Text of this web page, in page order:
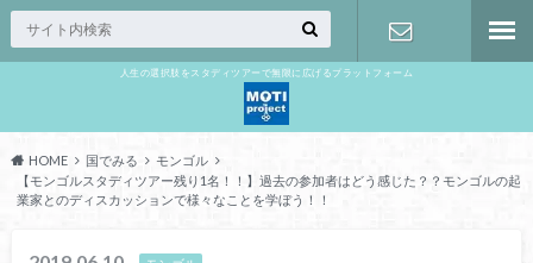
人生の選択肢をスタディツアーで無限に広げるプラットフォーム
HOME 国でみる
モンゴル
【モンゴルスタディツアー残り1名！！】過去の参加者はどう感じた？？モンゴルの起
業家とのディスカッションで様々なことを学ぼう！！